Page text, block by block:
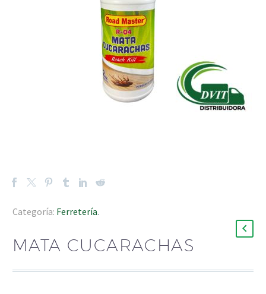
Categoría: Ferretería.
MATA CUCARACHAS